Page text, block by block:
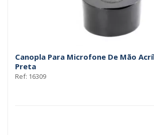
Canopla Para Microfone De Mão
Preta
Ref: 16309